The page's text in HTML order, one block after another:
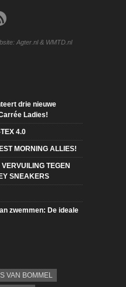
Agter.nl & WMTD.nl
drie nieuwe
Ladies!
4.0
MORNING ALLIES!
TEGEN
SNEAKERS
zwemmen: De ideale
VAN BOMMEL